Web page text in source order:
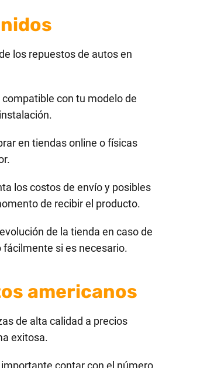
los repuestos de autos en
con tu modelo de
en tiendas online o físicas
los costos de envío y posibles
de recibir el producto.
de la tienda en caso de
si es necesario.
americanos
de alta calidad a precios
exitosa.
contar con el número